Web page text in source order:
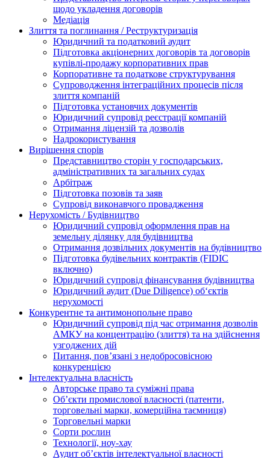
щодо укладення договорів
Медіація
Злиття та поглинання / Реструктуризація
Юридичний та податковий аудит
Підготовка акціонерних договорів та договорів
купівлі-продажу корпоративних прав
Корпоративне та податкове структурування
Супроводження інтеграційних процесів після
злиття компаній
Підготовка установчих документів
Юридичний супровід реєстрації компаній
Отримання ліцензій та дозволів
Надрокористування
Вирішення спорів
Представництво сторін у господарських,
адміністративних та загальних судах
Арбітраж
Підготовка позовів та заяв
Супровід виконавчого провадження
Нерухомість / Будівництво
Юридичний супровід оформлення прав на
земельну ділянку для будівництва
Отримання дозвільних документів на будівництво
Підготовка будівельних контрактів (FIDIC
включно)
Юридичний супровід фінансування будівництва
Юридичний аудит (Due Diligence) об‘єктів
нерухомості
Конкурентне та антимонопольне право
Юридичний супровід під час отримання дозволів
АМКУ на концентрацію (злиття) та на здійснення
узгоджених дій
Питання, пов’язані з недобросовісною
конкуренцією
Інтелектуальна власність
Авторське право та суміжні права
Oб’єкти промислової власності (патенти,
торговельні марки, комерційна таємниця)
Торговельні марки
Сорти рослин
Технології, ноу-хау
Аудит об’єктів інтелектуальної власності